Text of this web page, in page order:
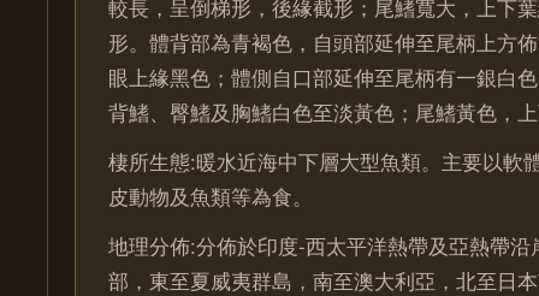
較長，呈倒梯形，後緣截形；尾鰭寬大，上下
形。體背部為青褐色，自頭部延伸至尾柄上方
眼上緣黑色；體側自口部延伸至尾柄有一銀白
背鰭、臀鰭及胸鰭白色至淡黃色；尾鰭黃色，
棲所生態:暖水近海中下層大型魚類。主要以軟
皮動物及魚類等為食。
地理分佈:分佈於印度-西太平洋熱帶及亞熱帶沿
部，東至夏威夷群島，南至澳大利亞，北至日